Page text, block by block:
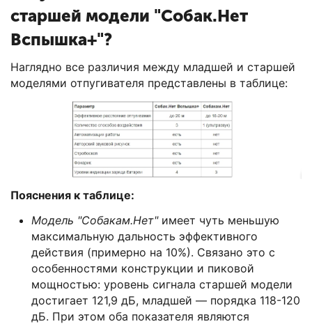
старшей модели "Собак.Нет
Вспышка+"?
Наглядно все различия между младшей и старшей
моделями отпугивателя представлены в таблице:
Пояснения к таблице:
Модель "Собакам.Нет"имеет чуть меньшую
максимальную дальность эффективного
действия (примерно на 10%). Связано это с
особенностями конструкции и пиковой
мощностью: уровень сигнала старшей модели
достигает 121,9 дБ, младшей — порядка 118-120
дБ. При этом оба показателя являются